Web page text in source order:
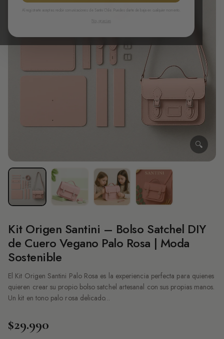
🔍
Kit Origen Santini – Bolso Satchel DIY
de Cuero Vegano Palo Rosa | Moda
Sostenible
El Kit Origen Santini Palo Rosa es la experiencia perfecta para quienes
quieren crear su propio bolso satchel artesanal con sus propias manos.
Un kit en tono palo rosa delicado...
$29.990
Al registrarte aceptas recibir comunicaciones de Santini Chile. Puedes darte de baja en cualquier momento.